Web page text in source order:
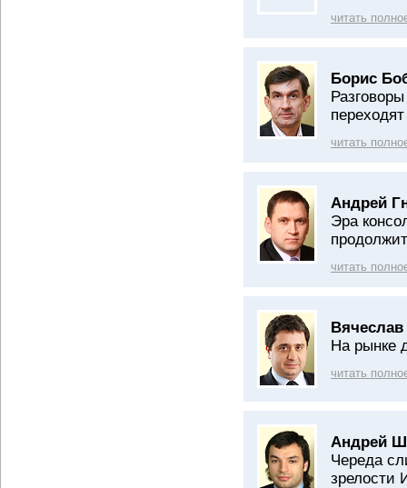
читать
Борис
читать
Андрей
Эра
читать
На рынке
читать
Андрей
Череда
зрелости